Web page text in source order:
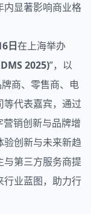
内显著影响商业格
日在上海举办
2025)”，以
商、零售商、电
等代表嘉宾，通过
销创新与品牌增
验创新与未来新趋
与第三方服务商提
行业蓝图，助力行